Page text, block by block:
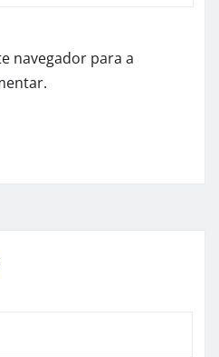
navegador para a